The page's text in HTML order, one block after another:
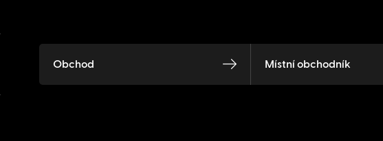
Obchod Místní obchodník